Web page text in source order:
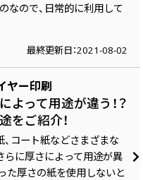
なので、日常的に利用して
最終更新日：2021-08-02
ヤー印刷
よって用途が違う！？
をご紹介！
、コート紙などさまざまな
らに厚さによって用途が異
た厚さの紙を使用しないと